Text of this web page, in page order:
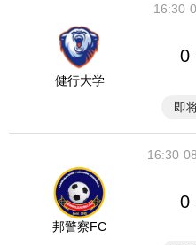
16:30
健行大学
0
即
16:30
邦警察FC
0